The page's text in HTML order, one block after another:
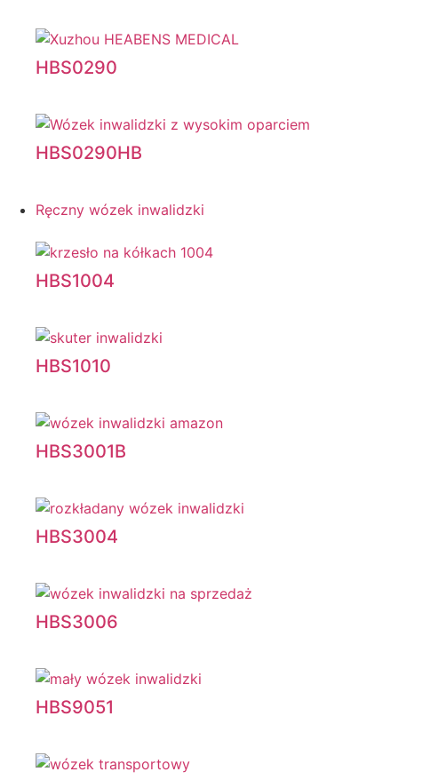
HBS0290
HBS0290HB
Ręczny wózek inwalidzki
HBS1004
HBS1010
HBS3001B
HBS3004
HBS3006
HBS9051